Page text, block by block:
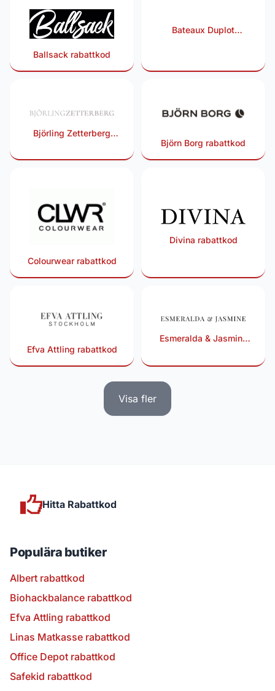
Ballsack rabattkod
Bateaux Duplot
Björling Zetterberg
Björn Borg rabattkod
Colourwear rabattkod
Divina rabattkod
Efva Attling rabattkod
Esmeralda & Jasmine
Visa fler
Hitta Rabattkod
Populära butiker
Albert rabattkod
Biohackbalance rabattkod
Efva Attling rabattkod
Linas Matkasse rabattkod
Office Depot rabattkod
Safekid rabattkod